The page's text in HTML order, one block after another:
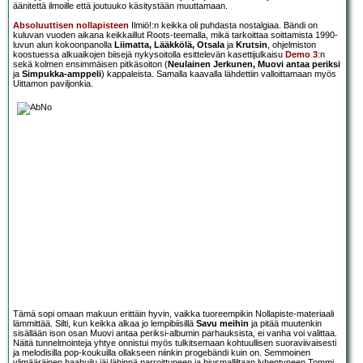
äänitettä ilmoille että joutuuko käsitystään muuttamaan.
Absoluuttisen nollapisteen Ilmiö!:n keikka oli puhdasta nostalgiaa. Bändi on
kuluvan vuoden aikana keikkaillut Roots-teemalla, mikä tarkoittaa soittamista 1990-
luvun alun kokoonpanolla Liimatta, Lääkkölä, Otsalaja Krutsin, ohjelmiston
koostuessa alkuaikojen biisejä nykysoitolla esittelevän kasettijulkaisu Demo 3:n
sekä kolmen ensimmäisen pitkäsoiton (Neulainen Jerkunen, Muovi antaa periksi
ja Simpukka-amppeli) kappaleista. Samalla kaavalla lähdettiin valloittamaan myös
Uittamon paviljonkia.
Tämä sopi omaan makuun erittäin hyvin, vaikka tuoreempikin Nollapiste-materiaali
lämmittää. Silti, kun keikka alkaa jo lempibiisillä Savu meihin ja pitää muutenkin
sisällään ison osan Muovi antaa periksi-albumin parhauksista, ei vanha voi valittaa.
Näitä tunnelmointeja yhtye onnistui myös tulkitsemaan kohtuullisen suoraviivaisesti
ja melodisilla pop-koukuilla ollakseen niinkin progebändi kuin on. Semmoinen